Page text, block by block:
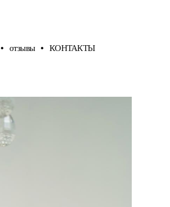
• отзывы • КОНТАКТЫ